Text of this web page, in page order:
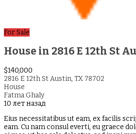
For Sale
House in 2816 E 12th St
$140,000
2816 E 12th St Austin, TX 78702
House
Fatma Ghaly
10 лет назад
Eius necessitatibus ut eam, ex facilis
eam. Cu nam consul everti, eu graece